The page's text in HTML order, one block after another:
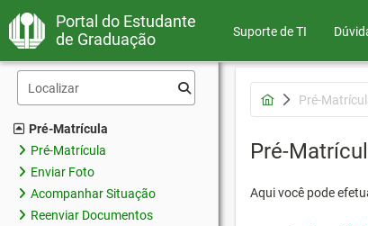
Portal do Estudante
de Graduação
Suporte de TI
Pré-Matrícula
Pré-Matrícula
Enviar Foto
Acompanhar Situação
Reenviar Documentos
Pré-
Pré-
Aqui você pode